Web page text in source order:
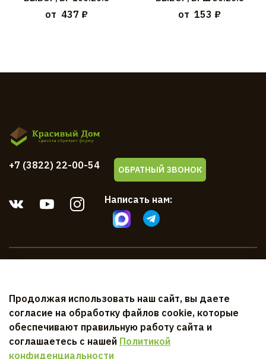
от 437 ₽ от 153 ₽
Клиентам
Документы
Написать нам:
+7 (3822) 22-00-54 ОБРАТНЫЙ ЗВОНОК
Продолжая использовать наш сайт, вы даете
согласие на обработку файлов cookie, которые
обеспечивают правильную работу сайта и
соглашаетесь с нашей Политикой
конфиденциальности